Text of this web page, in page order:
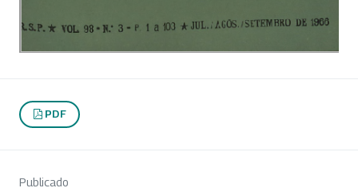
PDF
Publicado